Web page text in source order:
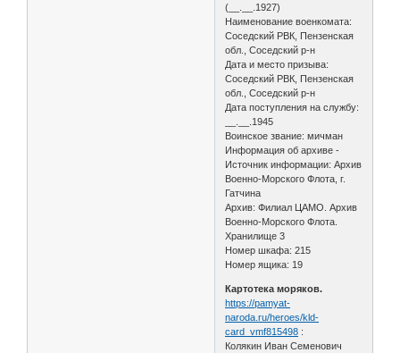
(__.__.1927)
Наименование военкомата:
Соседский РВК, Пензенская
обл., Соседский р-н
Дата и место призыва:
Соседский РВК, Пензенская
обл., Соседский р-н
Дата поступления на службу:
__.__.1945
Воинское звание: мичман
Информация об архиве -
Источник информации: Архив
Военно-Морского Флота, г.
Гатчина
Архив: Филиал ЦАМО. Архив
Военно-Морского Флота.
Хранилище 3
Номер шкафа: 215
Номер ящика: 19
Картотека моряков.
https://pamyat-
naroda.ru/heroes/kld-
card_vmf815498 :
Колякин Иван Семенович